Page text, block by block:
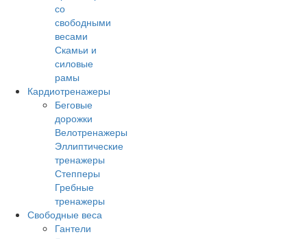
со
свободными
весами
Скамьи и
силовые
рамы
Кардиотренажеры
Беговые
дорожки
Велотренажеры
Эллиптические
тренажеры
Степперы
Гребные
тренажеры
Свободные веса
Гантели